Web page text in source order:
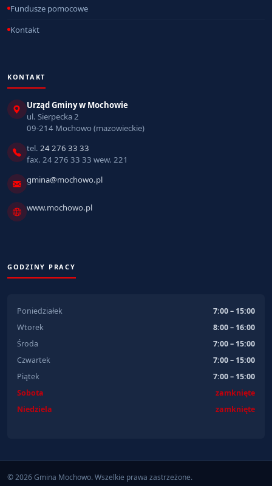
Fundusze pomocowe
Kontakt
KONTAKT
Urząd Gminy w Mochowie
ul. Sierpecka 2
09-214 Mochowo (mazowieckie)
tel. 24 276 33 33
fax. 24 276 33 33 wew. 221
gmina@mochowo.pl
www.mochowo.pl
GODZINY PRACY
Poniedziałek
7:00 – 15:00
Wtorek
8:00 – 16:00
Środa
7:00 – 15:00
Czwartek
7:00 – 15:00
Piątek
7:00 – 15:00
Sobota
zamknięte
Niedziela
zamknięte
© 2026 Gmina Mochowo. Wszelkie prawa zastrzeżone.